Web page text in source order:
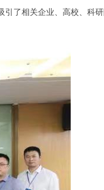
引了相关企业、高校、科